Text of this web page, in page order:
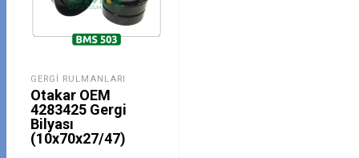
GERGI RULMANLARI
Otakar OEM
4283425 Gergi
Bilyası
(10x70x27/47)